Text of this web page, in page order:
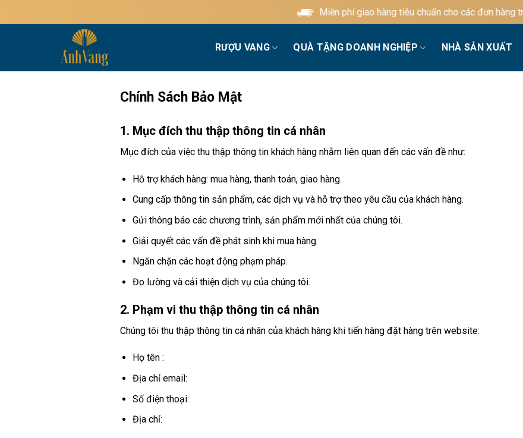
qua
Miễn phí giao hàng tiêu chuẩn cho các đơn hàng trên
RƯỢU VANG QUÀ TẶNG DOANH NGHIỆP NHÀ SẢN XUẤT
Chính Sách Bảo Mật
1. Mục đích thu thập thông tin cá nhân
Mục đích của việc thu thập thông tin khách hàng nhằm liên quan đến các vấn đề như:
Hỗ trợ khách hàng: mua hàng, thanh toán, giao hàng.
Cung cấp thông tin sản phẩm, các dịch vụ và hỗ trợ theo yêu cầu của khách hàng.
Gửi thông báo các chương trình, sản phẩm mới nhất của chúng tôi.
Giải quyết các vấn đề phát sinh khi mua hàng.
Ngăn chặn các hoạt động phạm pháp.
Đo lường và cải thiện dịch vụ của chúng tôi.
2. Phạm vi thu thập thông tin cá nhân
Chúng tôi thu thập thông tin cá nhân của khách hàng khi tiến hàng đặt hàng trên website:
Họ tên :
Địa chỉ email:
Số điện thoại:
Địa chỉ: